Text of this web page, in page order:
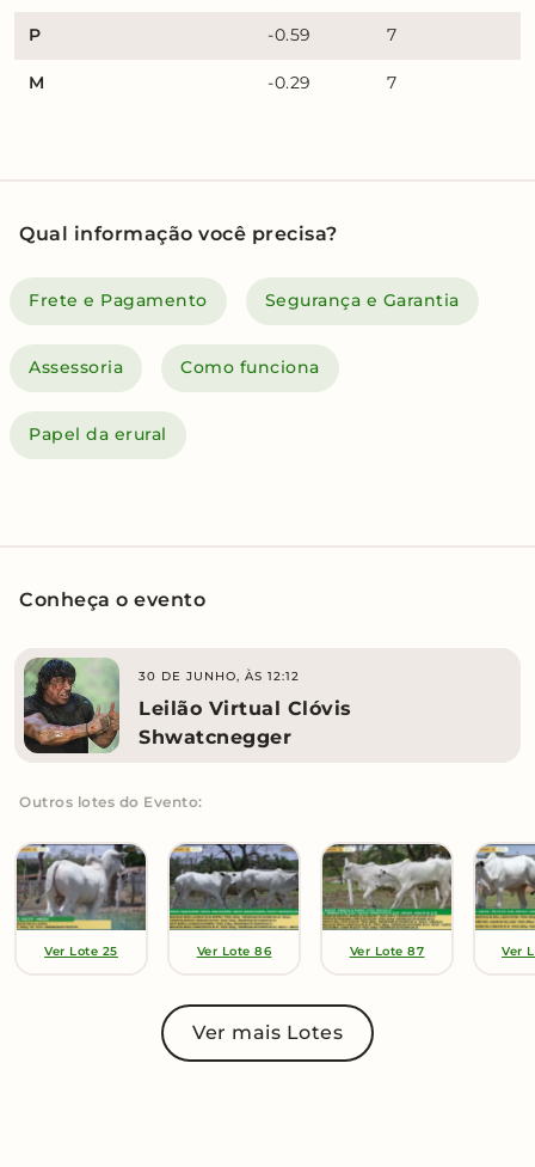
P -0.59 7
M -0.29 7
Qual informação você precisa?
Frete e Pagamento Segurança e Garantia
Assessoria Como funciona
Papel da erural
Conheça o evento
30 DE JUNHO, ÀS 12:12
Leilão Virtual Clóvis
Shwatcnegger
Outros lotes do Evento:
Ver Lote 25 Ver Lote 86 Ver Lote 87 Ver
Ver mais Lotes